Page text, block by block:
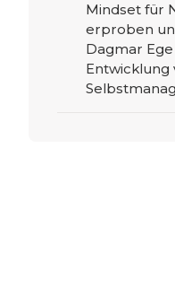
Mindset für
erproben
Dagmar
Entwicklung